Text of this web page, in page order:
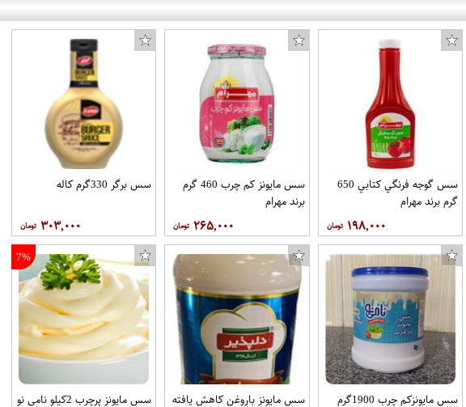
سس گوجه فرنگي کتابي 650
گرم برند مهرام
۱۹۸,۰۰۰
سس مايونز کم چرب 460 گرم
برند مهرام
۲۶۵,۰۰۰
سس برگر 330گرم کاله
۳۰۳,۰۰۰
سس مایونزکم چرب 1900گرم
سس مایونز باروغن کاهش یافته
7%
سس مایونز پرچرب 2کیلو نامی نو